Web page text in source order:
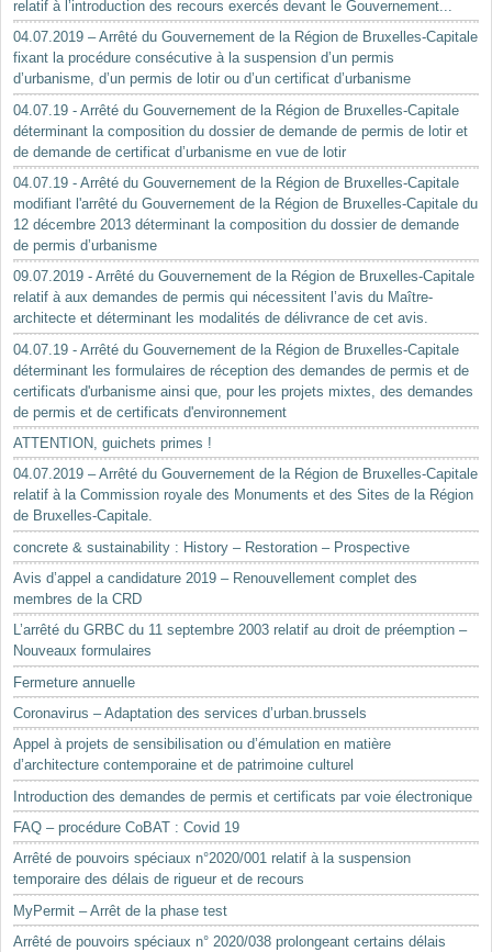
relatif à l’introduction des recours exercés devant le Gouvernement...
04.07.2019 – Arrêté du Gouvernement de la Région de Bruxelles-Capitale
fixant la procédure consécutive à la suspension d’un permis
d’urbanisme, d’un permis de lotir ou d’un certificat d’urbanisme
04.07.19 - Arrêté du Gouvernement de la Région de Bruxelles-Capitale
déterminant la composition du dossier de demande de permis de lotir et
de demande de certificat d’urbanisme en vue de lotir
04.07.19 - Arrêté du Gouvernement de la Région de Bruxelles-Capitale
modifiant l'arrêté du Gouvernement de la Région de Bruxelles-Capitale du
12 décembre 2013 déterminant la composition du dossier de demande
de permis d’urbanisme
09.07.2019 - Arrêté du Gouvernement de la Région de Bruxelles-Capitale
relatif à aux demandes de permis qui nécessitent l’avis du Maître-
architecte et déterminant les modalités de délivrance de cet avis.
04.07.19 - Arrêté du Gouvernement de la Région de Bruxelles-Capitale
déterminant les formulaires de réception des demandes de permis et de
certificats d'urbanisme ainsi que, pour les projets mixtes, des demandes
de permis et de certificats d'environnement
ATTENTION, guichets primes !
04.07.2019 – Arrêté du Gouvernement de la Région de Bruxelles-Capitale
relatif à la Commission royale des Monuments et des Sites de la Région
de Bruxelles-Capitale.
concrete & sustainability : History – Restoration – Prospective
Avis d’appel a candidature 2019 – Renouvellement complet des
membres de la CRD
L’arrêté du GRBC du 11 septembre 2003 relatif au droit de préemption –
Nouveaux formulaires
Fermeture annuelle
Coronavirus – Adaptation des services d’urban.brussels
Appel à projets de sensibilisation ou d’émulation en matière
d’architecture contemporaine et de patrimoine culturel
Introduction des demandes de permis et certificats par voie électronique
FAQ – procédure CoBAT : Covid 19
Arrêté de pouvoirs spéciaux n°2020/001 relatif à la suspension
temporaire des délais de rigueur et de recours
MyPermit – Arrêt de la phase test
Arrêté de pouvoirs spéciaux n° 2020/038 prolongeant certains délais